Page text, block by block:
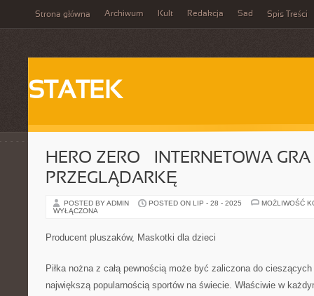
Strona główna Archiwum Kult Redakcja Sad Spis Treści
STATEK
HERO ZERO – INTERNETOWA
PRZEGLĄDARKĘ
POSTED BY ADMIN POSTED ON LIP - 28 - 2025
MOŻLIWOŚĆ
WYŁĄCZONA
Producent pluszaków, Maskotki dla dzieci
Piłka nożna z całą pewnością może być zaliczona do
największą popularnością sportów na świecie. Właściwie w